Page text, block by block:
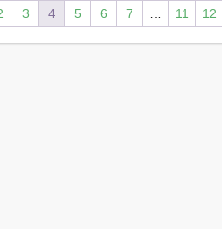
3 4 5 6 7 11 12